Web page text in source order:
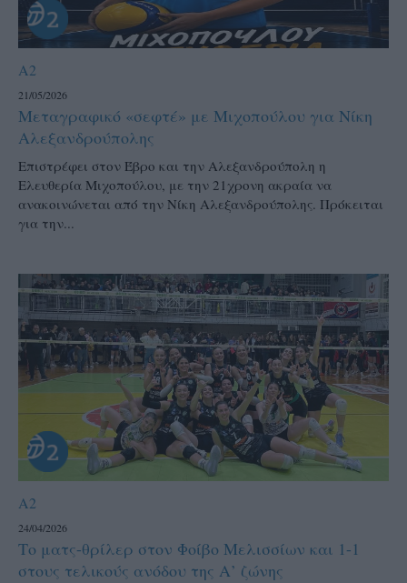
A2
21/05/2026
Μεταγραφικό «σεφτέ» με Μιχοπούλου για Νίκη
Αλεξανδρούπολης
Επιστρέφει στον Έβρο και την Αλεξανδρούπολη η
Ελευθερία Μιχοπούλου, με την 21χρονη ακραία να
ανακοινώνεται από την Νίκη Αλεξανδρούπολης. Πρόκειται
για την...
A2
24/04/2026
Το ματς-θρίλερ στον Φοίβο Μελισσίων και 1-1
στους τελικούς ανόδου της Α’ ζώνης